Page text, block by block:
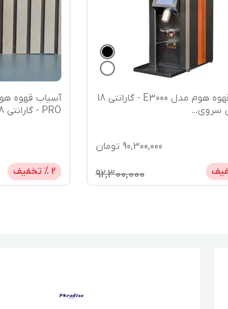
آسیاب قهوه هوم مدل E3000 - گارانتی 18
سروی...
90,300,000 تومان
92,300,000
PRO - گارانتی 18
2 % تخفیف